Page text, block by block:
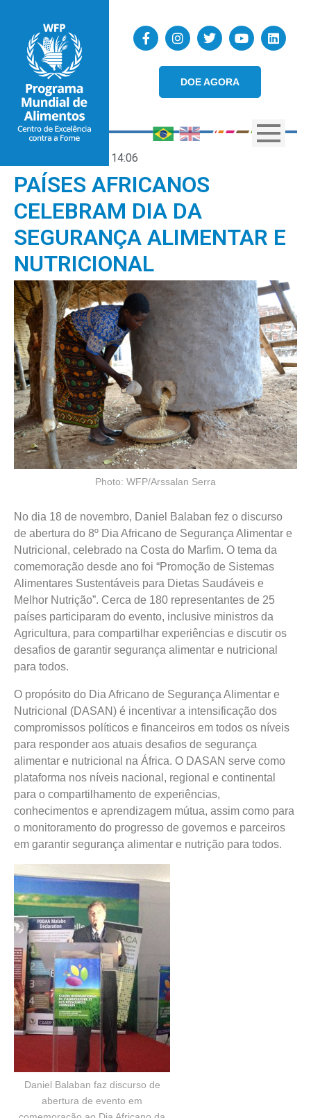
DOE AGORA
14:06
PAÍSES AFRICANOS
CELEBRAM DIA DA
SEGURANÇA ALIMENTAR E
NUTRICIONAL
Photo: WFP/Arssalan Serra
No dia 18 de novembro, Daniel Balaban fez o discurso
de abertura do 8º Dia Africano de Segurança Alimentar e
Nutricional, celebrado na Costa do Marfim. O tema da
comemoração desde ano foi “Promoção de Sistemas
Alimentares Sustentáveis para Dietas Saudáveis e
Melhor Nutrição”. Cerca de 180 representantes de 25
países participaram do evento, inclusive ministros da
Agricultura, para compartilhar experiências e discutir os
desafios de garantir segurança alimentar e nutricional
para todos.
O propósito do Dia Africano de Segurança Alimentar e
Nutricional (DASAN) é incentivar a intensificação dos
compromissos políticos e financeiros em todos os níveis
para responder aos atuais desafios de segurança
alimentar e nutricional na África. O DASAN serve como
plataforma nos níveis nacional, regional e continental
para o compartilhamento de experiências,
conhecimentos e aprendizagem mútua, assim como para
o monitoramento do progresso de governos e parceiros
em garantir segurança alimentar e nutrição para todos.
Daniel Balaban faz discurso de
abertura de evento em